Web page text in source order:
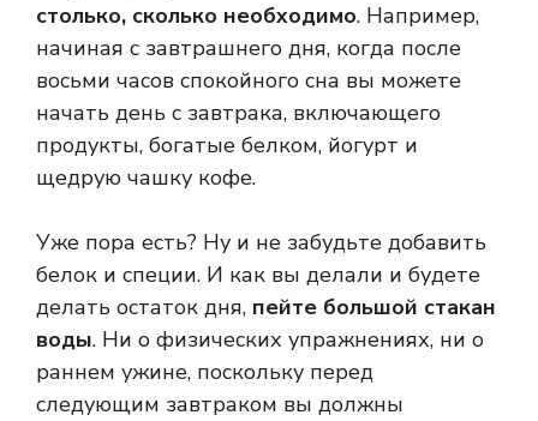
столько, сколько необходимо. Например,
начиная с завтрашнего дня, когда после
восьми часов спокойного сна вы можете
начать день с завтрака, включающего
продукты, богатые белком, йогурт и
щедрую чашку кофе.
Уже пора есть? Ну и не забудьте добавить
белок и специи. И как вы делали и будете
делать остаток дня, пейте большой стакан
воды. Ни о физических упражнениях, ни о
раннем ужине, поскольку перед
следующим завтраком вы должны